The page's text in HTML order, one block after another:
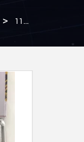
> 110 Watt H4 9005 9005 H1 H11 Fuoco Alto Fuoco Basso Fuoco Di Auto Far Lampada Di Alluminio Ricambi Auto